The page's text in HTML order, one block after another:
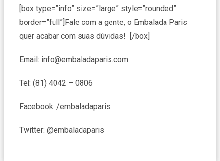
[box type=”info” size=”large” style=”rounded”
border=”full”]Fale com a gente, o Embalada Paris
quer acabar com suas dúvidas! [/box]
Email: info@embaladaparis.com
Tel: (81) 4042 – 0806
Facebook: /embaladaparis
Twitter: @embaladaparis